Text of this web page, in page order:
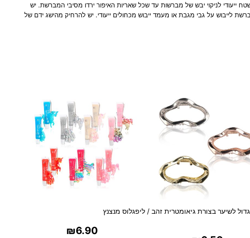
לניקוי יבש של מברשות עד שכל שאריות האיפור ירדו מסיבי המברשת. יש
לייבוש על גבי מגבת או מעמד ייבוש מכחולים ייעודי. יש להרחיק מהישג ידם של
לשיער בצורת גיאומטרית זהב / ליפגלוס מנצנץ
₪6.90